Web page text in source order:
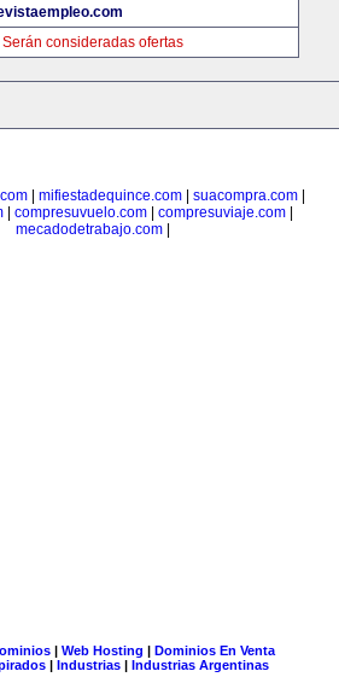
Serán consideradas ofertas
mifiestadequince.com suacompra.com
compresuvuelo.com compresuviaje.com
mecadodetrabajo.com
| Web Hosting | Dominios En Venta
| Industrias | Industrias Argentinas